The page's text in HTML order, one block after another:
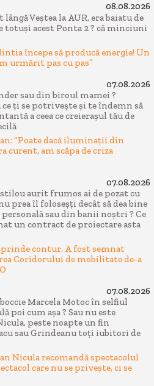
08.08.2026
Veștea la AUR, era baiatu de
totuși acest Ponta 2 ? că minciuni
începe să producă energie! Un
urmărit pas cu pas”
07.08.2026
sau din biroul mamei ?
ce ți se potrivește și te îndemn să
a ceea ce creierașul tău de
“Poate dacă iluminații din
curent, am scăpa de criza
07.08.2026
aurit frumos ai de pozat cu
prea îl foloseșți decât să dea bine
sau din banii noștri ? Ce
un contract de proiectare asta
prinde contur. A fost semnat
Coridorului de mobilitate de-a
07.08.2026
Marcela Motoc în selfiul
poi cum așa ? Sau nu este
peste noapte un fin
sau Grindeanu toți iubitori de
Nicula recomandă spectacolul
care nu se privește, ci se